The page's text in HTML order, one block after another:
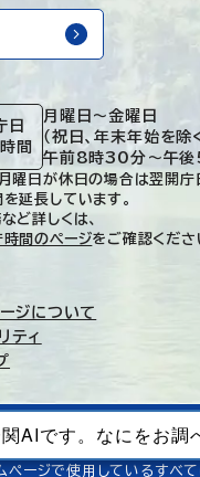
日
間
月曜日～金曜日
（祝日、年末年始を除
午前8時30分～午
曜日が休日の場合は翌開庁
延長しています。
ど詳しくは、
間のページをご確認くださ
ジについて
ティ
city. All rights
ページで使用しているすべ